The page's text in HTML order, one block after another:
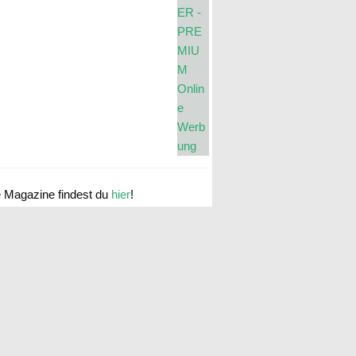
Magazine findest du hier!